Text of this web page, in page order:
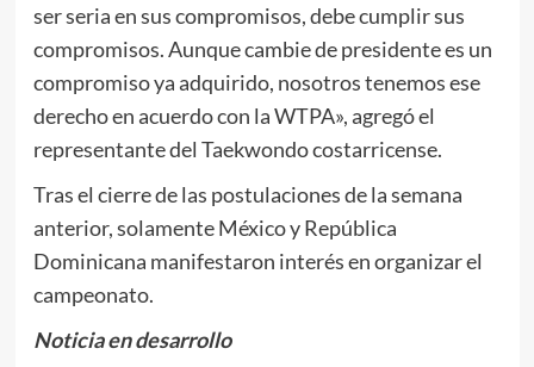
ser seria en sus compromisos, debe cumplir sus
compromisos. Aunque cambie de presidente es un
compromiso ya adquirido, nosotros tenemos ese
derecho en acuerdo con la WTPA», agregó el
representante del Taekwondo costarricense.
Tras el cierre de las postulaciones de la semana
anterior, solamente México y República
Dominicana manifestaron interés en organizar el
campeonato.
Noticia en desarrollo